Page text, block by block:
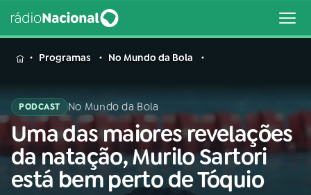
MENU
Buscar
na
Rádio
Nacional
Buscar
Programas No Mundo da Bola
PODCAST No Mundo da Bola
Uma das maiores revelações
da natação, Murilo Sartori
está bem perto de Tóquio